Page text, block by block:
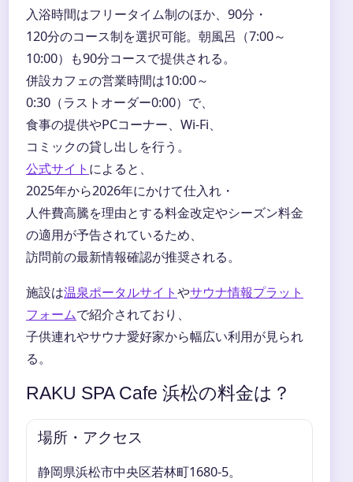
入浴時間はフリータイム制のほか、90分・
120分のコース制を選択可能。朝風呂（7:00～
10:00）も90分コースで提供される。
併設カフェの営業時間は10:00～
0:30（ラストオーダー0:00）で、
食事の提供やPCコーナー、Wi-Fi、
コミックの貸し出しを行う。
公式サイト によると、
2025年から2026年にかけて仕入れ・
人件費高騰を理由とする料金改定やシーズン料金
の適用が予告されているため、
訪問前の最新情報確認が推奨される。
施設は温泉ポータルサイトやサウナ情報プラット
フォームで紹介されており、
子供連れやサウナ愛好家から幅広い利用が見られ
る。
RAKU SPA Cafe 浜松の料金は？
場所・アクセス
静岡県浜松市中央区若林町1680-5。